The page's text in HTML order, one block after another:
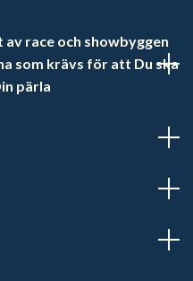
race och showbyggen
som krävs för att Du ska
pärla